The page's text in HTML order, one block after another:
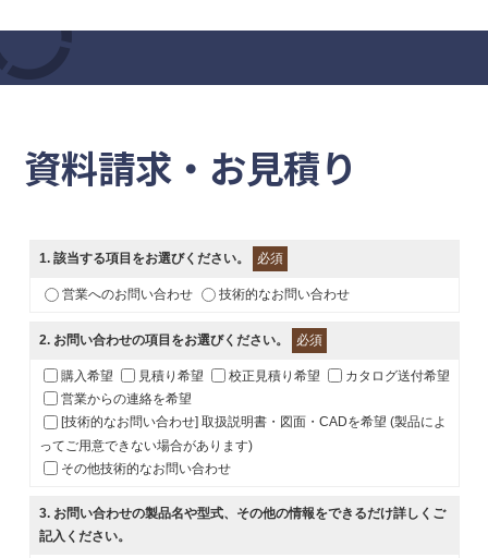
資料請求・お見積り
1. 該当する項目をお選びください。 必須
営業へのお問い合わせ 技術的なお問い合わせ
2. お問い合わせの項目をお選びください。 必須
購入希望 見積り希望 校正見積り希望
カタログ送付希望
営業からの連絡を希望
[技術的なお問い合わせ] 取扱説明書・図面・CADを希望 (製品によ
ってご用意できない場合があります)
その他技術的なお問い合わせ
3. お問い合わせの製品名や型式、その他の情報をできるだけ詳しくご
記入ください。